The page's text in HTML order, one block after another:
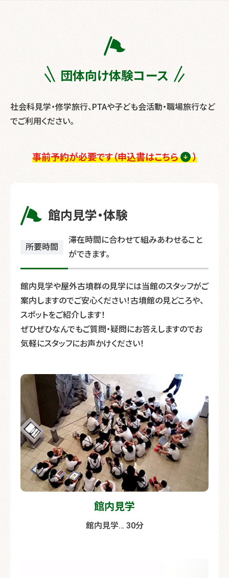
団体向け体験コース
社会科見学・修学旅行、PTAや子ども会活動・職場旅行など
でご利用ください。
事前予約が必要です（申込書はこちら ）
館内見学・体験
所要時間
滞在時間に合わせて組みあわせること
ができます。
館内見学や屋外古墳群の見学には当館のスタッフがご
案内しますのでご安心ください！古墳館の見どころや、
スポットをご紹介します！
ぜひぜひなんでもご質問・疑問にお答えしますのでお
気軽にスタッフにお声かけください！
館内見学
館内見学… 30分